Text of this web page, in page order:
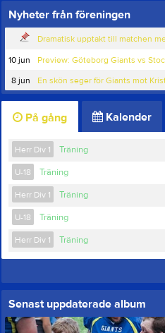
Nyheter från föreningen
Dramatisk upptakt till matchen
10 jun
Preview: Göteborg Giants vs
8 jun
En skön seger för Giants mot
På gång Kalender
Herr Div 1 Träning
U-18 Träning
Herr Div 1 Träning
U-18 Träning
Herr Div 1 Träning
Senast uppdaterade album